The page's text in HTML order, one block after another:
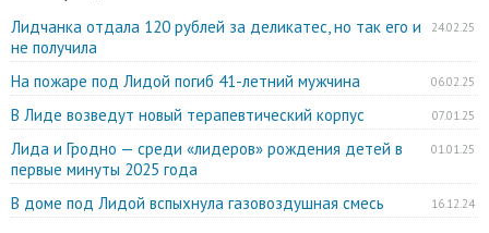
24.02.25
Лидчанка отдала 120 рублей за деликатес, но так его и
не получила
06.02.25
На пожаре под Лидой погиб 41-летний мужчина
07.01.25
В Лиде возведут новый терапевтический корпус
01.01.25
Лида и Гродно — среди «лидеров» рождения детей в
первые минуты 2025 года
16.12.24
В доме под Лидой вспыхнула газовоздушная смесь